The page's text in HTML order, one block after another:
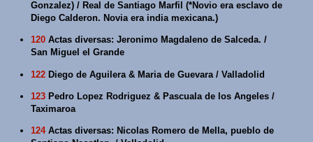
Gonzalez) / Real de Santiago Marfil (*Novio era esclavo de
Diego Calderon. Novia era india mexicana.)
120 Actas diversas: Jeronimo Magdaleno de Salceda. /
San Miguel el Grande
122 Diego de Aguilera & Maria de Guevara / Valladolid
123 Pedro Lopez Rodriguez & Pascuala de los Angeles /
Taximaroa
124Actas diversas: Nicolas Romero de Mella, pueblo de